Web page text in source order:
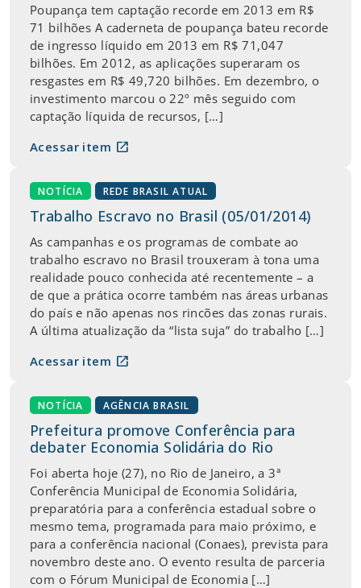
Poupança tem captação recorde em 2013 em R$
71 bilhões A caderneta de poupança bateu recorde
de ingresso líquido em 2013 em R$ 71,047
bilhões. Em 2012, as aplicações superaram os
resgastes em R$ 49,720 bilhões. Em dezembro, o
investimento marcou o 22º mês seguido com
captação líquida de recursos, […]
Acessar item open_in_new
NOTÍCIA REDE BRASIL ATUAL
Trabalho Escravo no Brasil (05/01/2014)
As campanhas e os programas de combate ao
trabalho escravo no Brasil trouxeram à tona uma
realidade pouco conhecida até recentemente – a
de que a prática ocorre também nas áreas urbanas
do país e não apenas nos rincões das zonas rurais.
A última atualização da “lista suja” do trabalho […]
Acessar item open_in_new
NOTÍCIA AGÊNCIA BRASIL
Prefeitura promove Conferência para
debater Economia Solidária do Rio
Foi aberta hoje (27), no Rio de Janeiro, a 3ª
Conferência Municipal de Economia Solidária,
preparatória para a conferência estadual sobre o
mesmo tema, programada para maio próximo, e
para a conferência nacional (Conaes), prevista para
novembro deste ano. O evento resulta de parceria
com o Fórum Municipal de Economia […]